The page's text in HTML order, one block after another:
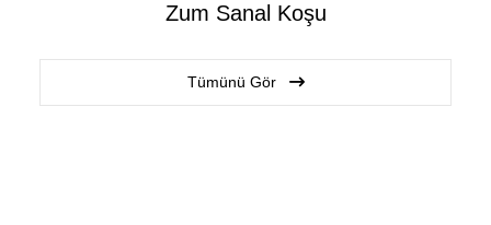
Zum Sanal Koşu
Tümünü Gör